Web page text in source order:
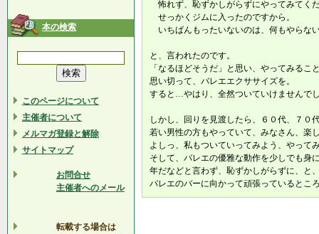
本の検索
このページについて
主催者について
メルマガ登録と解除
サイトマップ
お問合せ
主催者へのメール
転載する場合は
怖れず、恥ずかしがらずにやってみてく
せっかくジムに入ったのですから。
いちばんもったいないのは、何もやらな
と、言われたのです。
「なるほどそうだ」と思い、やってみるこ
思い切って、バレエエクササイズを。
すると…やはり、全然ついていけませんで
しかし、回りを見渡したら、６０代、７０
若い男性の方もやっていて、みなさん、楽
よしっ、私もついていってみよう、やって
そして、バレエの優雅な動作を少しでも身
年だなどと言わず、恥ずかしがらずに、と
バレエのバーに向かって頑張っているとこ